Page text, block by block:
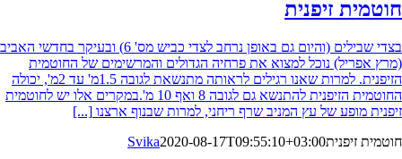
חוטמית זיפנית
בצדי שבילים (והיום גם באופן נרחב לצדי כביש מס' 6) ובעיקר בחדשי האביב
(מרץ אפריל) נוכל למצוא את פרחיה הגדולים והמרשימים של החוטמית
הזיפנית. למרות שאנו רגילים לראותה מתנשאת לגובה 1.5מ' עד 2מ', יכולה
החוטמית הזיפנית להתנשא גם לגובה 8 ואף 10 מ'.במקרים אלו יש לחוטמית
זיפנית מופע של עץ המניב שרף ריחני, למרות שבנוף ארצנו [...]
חוטמית זיפנית
Svika2020-08-17T09:55:10+03:00